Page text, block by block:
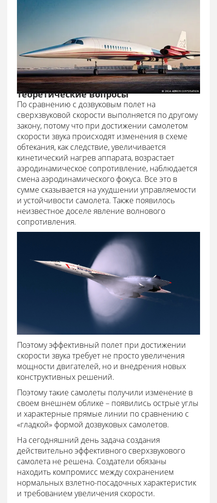
Теоретические вопросы
По сравнению с дозвуковым полет на
сверхзвуковой скорости выполняется по другому
закону, потому что при достижении самолетом
скорости звука происходят изменения в схеме
обтекания, как следствие, увеличивается
кинетический нагрев аппарата, возрастает
аэродинамическое сопротивление, наблюдается
смена аэродинамического фокуса. Все это в
сумме сказывается на ухудшении управляемости
и устойчивости самолета. Также появилось
неизвестное доселе явление волнового
сопротивления.
Поэтому эффективный полет при достижении
скорости звука требует не просто увеличения
мощности двигателей, но и внедрения новых
конструктивных решений.
Поэтому такие самолеты получили изменение в
своем внешнем облике – появились острые углы
и характерные прямые линии по сравнению с
«гладкой» формой дозвуковых самолетов.
На сегодняшний день задача создания
действительно эффективного сверхзвукового
самолета не решена. Создатели обязаны
находить компромисс между сохранением
нормальных взлетно-посадочных характеристик
и требованием увеличения скорости.